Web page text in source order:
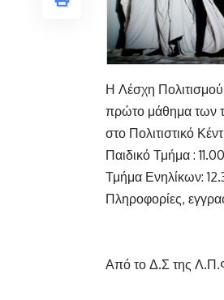
Η Λέσχη
πρώτο μάθημα των
στο Πολιτιστικό
Παιδικό Τμήμα :
Τμήμα Ενηλίκων:
Πληροφορίες,
Από το Δ.Σ της